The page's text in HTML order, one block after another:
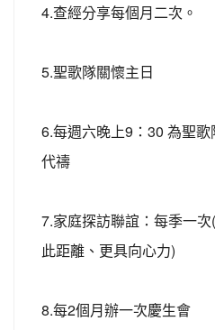
4.查經分享每個月二次。
5.聖歌隊關懷主日
6.每週六晚上9：30 為聖
代禱
7.家庭探訪聯誼：每季一
此距離、更具向心力)
8.每2個月辦一次慶生會